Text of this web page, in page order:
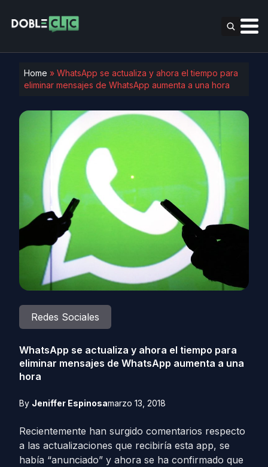
Home » WhatsApp se actualiza y ahora el tiempo para
eliminar mensajes de WhatsApp aumenta a una hora
Redes Sociales
WhatsApp se actualiza y ahora el tiempo para
eliminar mensajes de WhatsApp aumenta a una
hora
By Jeniffer Espinosamarzo 13, 2018
Recientemente han surgido comentarios respecto
a las actualizaciones que recibiría esta app, se
había “anunciado” y ahora se ha confirmado que